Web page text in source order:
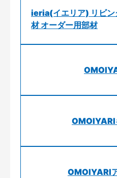
ieria(イエリア) リビン
材 オーダー用部材
OMOIYARI
OMOIYARI